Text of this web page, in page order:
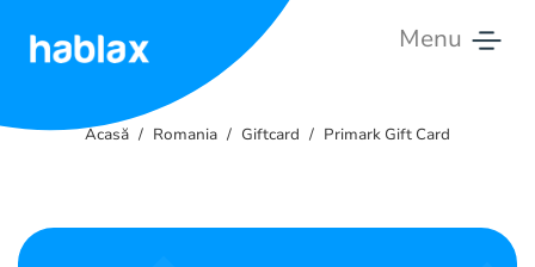
Menu
Tarife
Acasă Romania Giftcard Primark Gift Card